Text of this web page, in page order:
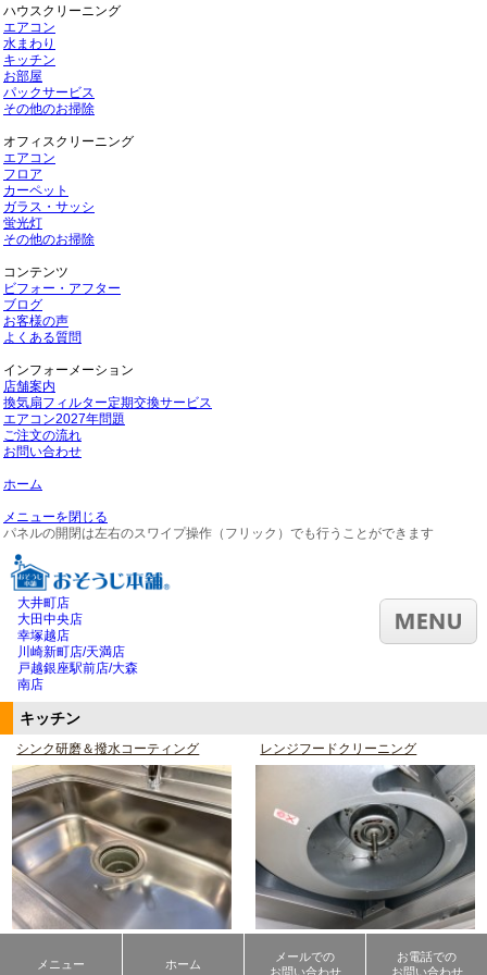
ハウスクリーニング
エアコン
水まわり
キッチン
お部屋
パックサービス
その他のお掃除
オフィスクリーニング
エアコン
フロア
カーペット
ガラス・サッシ
蛍光灯
その他のお掃除
コンテンツ
ビフォー・アフター
ブログ
お客様の声
よくある質問
インフォーメーション
店舗案内
換気扇フィルター定期交換サービス
エアコン2027年問題
ご注文の流れ
お問い合わせ
ホーム
メニューを閉じる
パネルの開閉は左右のスワイプ操作（フリック）でも行うことができます
大井町店
大田中央店
幸塚越店
川崎新町店/天満店
戸越銀座駅前店/大森
南店
キッチン
シンク研磨＆撥水コーティング レンジフードクリーニング
メニュー ホーム
メールでの
お問い合わせ
お電話での
お問い合わせ